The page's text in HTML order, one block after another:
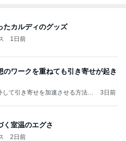
たカルディのグッズ
1日前
のワークを重ねても引き寄せが起き
て引き寄せを加速させる方法：
3日前
く室温のエグさ
2日前